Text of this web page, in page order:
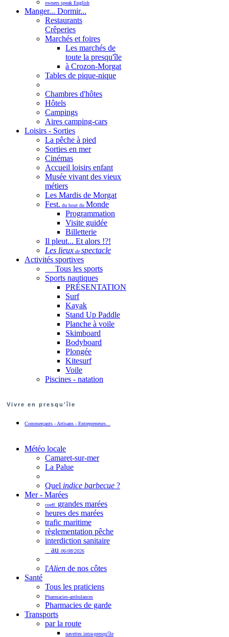
owners speak English
Manger... Dormir...
Restaurants
Crêperies
Marchés et foires
Les marchés de
toute la presqu'île
à Crozon-Morgat
Tables de pique-nique
Chambres d'hôtes
Hôtels
Campings
Aires camping-cars
Loisirs - Sorties
La pêche à pied
Sorties en mer
Cinémas
Accueil loisirs enfant
Musée vivant des vieux
métiers
Les Mardis de Morgat
Fest. du bout du Monde
Programmation
Visite guidée
Billetterie
Il pleut... Et alors !?!
Les lieux despectacle
Activités sportives
Tous les sports
Sports nautiques
PRÉSENTATION
Surf
Kayak
Stand Up Paddle
Planche à voile
Skimboard
Bodyboard
Plongée
Kitesurf
Voile
Piscines - natation
Vivre en presqu'île
Commerçants - Artisans - Entrepreneurs...
Météo locale
Camaret-sur-mer
La Palue
Quel indice barbecue ?
Mer - Marées
coeff. grandes marées
heures des marées
trafic maritime
règlementation pêche
interdiction sanitaire
au 06/08/2026
l'Alien de nos côtes
Santé
Tous les praticiens
Pharmacies-ambulances
Pharmacies de garde
Transports
par la route
navettes intra-presqu'île